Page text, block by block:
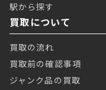
駅から探す
買取について
買取の流れ
買取前の確認事項
ジャンク品の買取